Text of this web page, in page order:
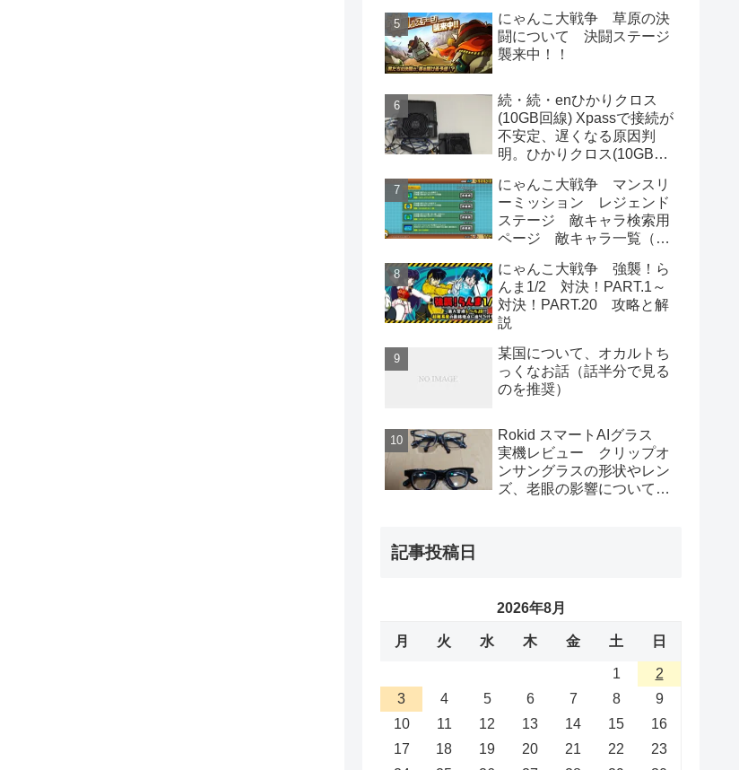
ブルが…
にゃんこ大戦争 草原の決
闘について 決闘ステージ
襲来中！！
続・続・enひかりクロス
(10GB回線) Xpassで接続が
不安定、遅くなる原因判
明。ひかりクロス(10GB回
た方が良いです。
にゃんこ大戦争 マンスリ
ーミッション レジェンド
ステージ 敵キャラ検索用
ページ 敵キャラ一覧（属
ス出現曜日一覧
にゃんこ大戦争 強襲！ら
んま1/2 対決！PART.1～
対決！PART.20 攻略と解
説
某国について、オカルトち
っくなお話（話半分で見る
のを推奨）
Rokid スマートAIグラス
実機レビュー クリップオ
ンサングラスの形状やレン
ズ、老眼の影響について
記事投稿日
2026年8月
月 火 水 木 金 土 日
1
2
3
4 5 6 7 8
9
10
11 12 13 14 15
16
17
18 19 20 21 22
23